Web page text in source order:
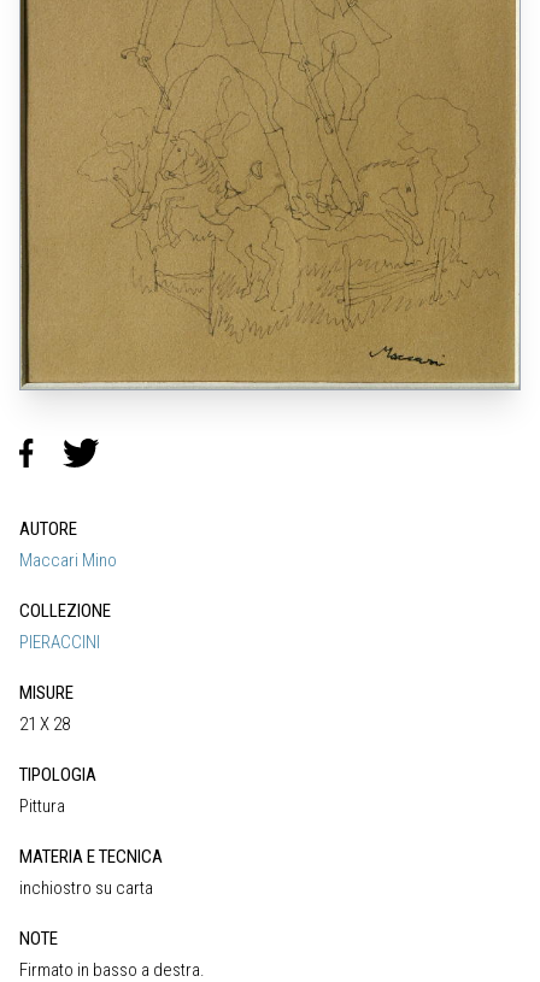
AUTORE
Maccari Mino
COLLEZIONE
PIERACCINI
MISURE
21 X 28
TIPOLOGIA
Pittura
MATERIA E TECNICA
inchiostro su carta
NOTE
Firmato in basso a destra.